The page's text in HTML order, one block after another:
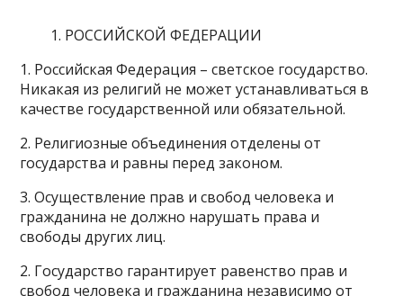
РОССИЙСКОЙ ФЕДЕРАЦИИ
1. Российская Федерация – светское государство.
Никакая из религий не может устанавливаться в
качестве государственной или обязательной.
2. Религиозные объединения отделены от
государства и равны перед законом.
3. Осуществление прав и свобод человека и
гражданина не должно нарушать права и
свободы других лиц.
2. Государство гарантирует равенство прав и
свобод человека и гражданина независимо от